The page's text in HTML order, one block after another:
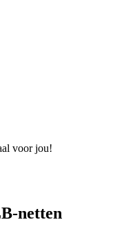
voor jou!
netten